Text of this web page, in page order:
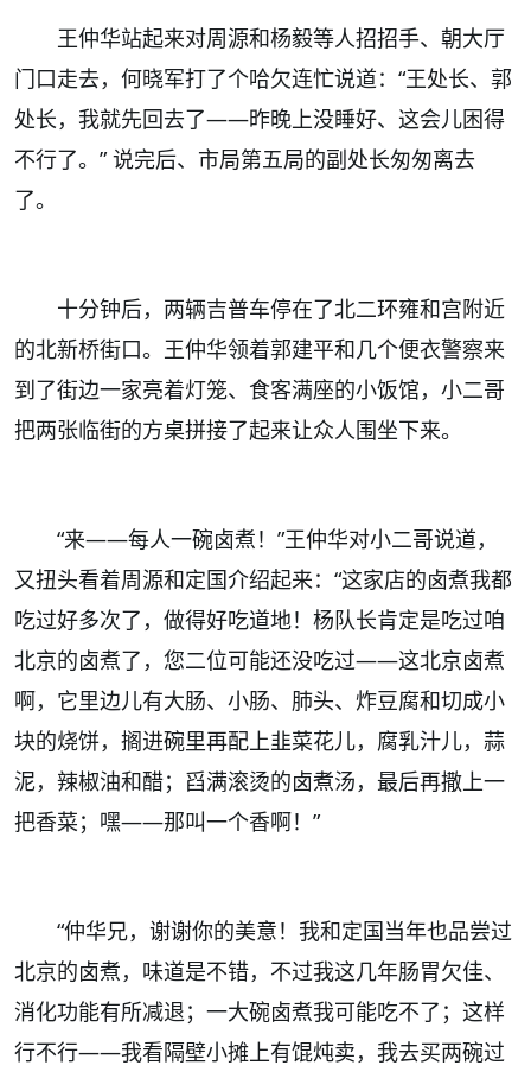
王仲华站起来对周源和杨毅等人招招手、朝大厅
门口走去，何晓军打了个哈欠连忙说道：“王处长、郭
处长，我就先回去了——昨晚上没睡好、这会儿困得
不行了。” 说完后、市局第五局的副处长匆匆离去
了。
十分钟后，两辆吉普车停在了北二环雍和宫附近
的北新桥街口。王仲华领着郭建平和几个便衣警察来
到了街边一家亮着灯笼、食客满座的小饭馆，小二哥
把两张临街的方桌拼接了起来让众人围坐下来。
“来——每人一碗卤煮！”王仲华对小二哥说道，
又扭头看着周源和定国介绍起来：“这家店的卤煮我都
吃过好多次了，做得好吃道地！杨队长肯定是吃过咱
北京的卤煮了，您二位可能还没吃过——这北京卤煮
啊，它里边儿有大肠、小肠、肺头、炸豆腐和切成小
块的烧饼，搁进碗里再配上韭菜花儿，腐乳汁儿，蒜
泥，辣椒油和醋；舀满滚烫的卤煮汤，最后再撒上一
把香菜；嘿——那叫一个香啊！”
“仲华兄，谢谢你的美意！我和定国当年也品尝过
北京的卤煮，味道是不错，不过我这几年肠胃欠佳、
消化功能有所减退；一大碗卤煮我可能吃不了；这样
行不行——我看隔壁小摊上有馄炖卖，我去买两碗过